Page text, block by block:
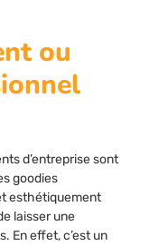
ou
d’entreprise sont
goodies
esthétiquement
laisser une
En effet, c’est un